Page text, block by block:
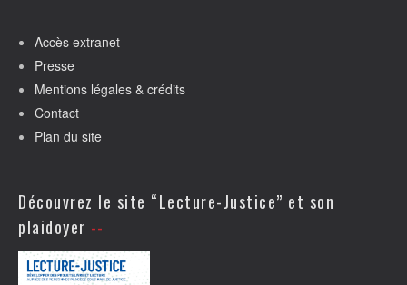
Accès extranet
Presse
Mentions légales & crédits
Contact
Plan du site
Découvrez le site “Lecture-Justice” et son
plaidoyer